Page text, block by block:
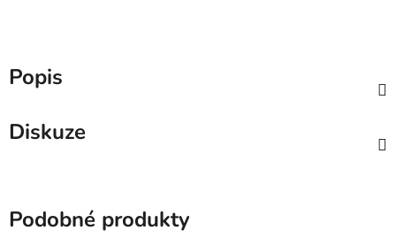
Popis
Diskuze
Podobné produkty